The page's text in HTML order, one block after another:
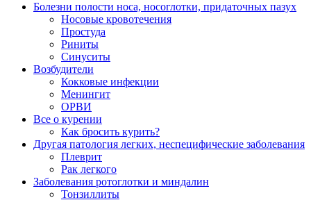
Болезни полости носа, носоглотки, придаточных пазух
Носовые кровотечения
Простуда
Риниты
Синуситы
Возбудители
Кокковые инфекции
Менингит
ОРВИ
Все о курении
Как бросить курить?
Другая патология легких, неспецифические заболевания
Плеврит
Рак легкого
Заболевания ротоглотки и миндалин
Тонзиллиты